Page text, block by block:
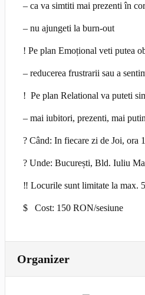
– ca va simtiti mai prezenti în
– nu ajungeti la burn-out
! Pe plan Emoțional veti putea
– reducerea frustrarii sau a
! Pe plan Relational va puteti
– mai iubitori, prezenti, mai
? Când: In fiecare zi de Joi, ora
? Unde: București, Bld. Iuliu
‼️ Locurile sunt limitate la max.
$ Cost: 150 RON/sesiune
Organizer